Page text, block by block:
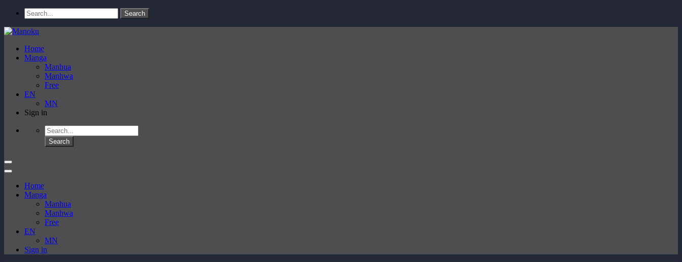
Home
Manga
Manhua
Manhwa
Free
EN
MN
Sign in
Home
Manga
Manhua
Manhwa
Free
EN
MN
Sign in